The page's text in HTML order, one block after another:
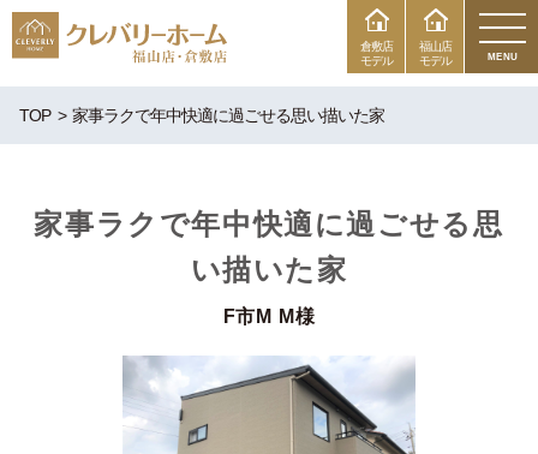
福山店
モデル
倉敷店
モデル
MENU
TOP 家事ラクで年中快適に過ごせる思い描いた家
家事ラクで年中快適に過ごせる思
い描いた家
F市M M様